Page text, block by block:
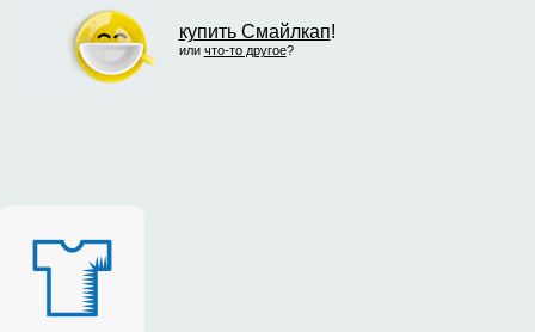
купить Смайлкап!
или что-то другое?
логотип
магазина
дизайнерских